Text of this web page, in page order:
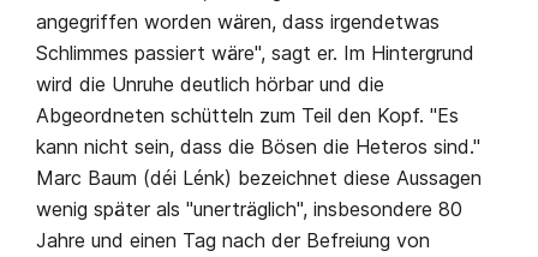
angegriffen worden wären, dass irgendetwas
Schlimmes passiert wäre", sagt er. Im Hintergrund
wird die Unruhe deutlich hörbar und die
Abgeordneten schütteln zum Teil den Kopf. "Es
kann nicht sein, dass die Bösen die Heteros sind."
Marc Baum (déi Lénk) bezeichnet diese Aussagen
wenig später als "unerträglich", insbesondere 80
Jahre und einen Tag nach der Befreiung von